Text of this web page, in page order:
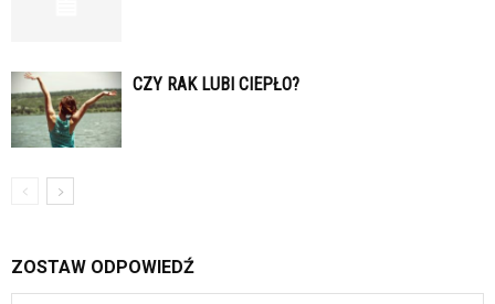
CZY RAK LUBI CIEPŁO?
ZOSTAW ODPOWIEDŹ